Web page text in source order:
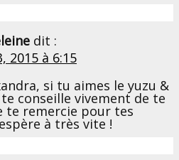
dit :
2015 à 6:15
si tu aimes le yuzu &
conseille vivement de te
te remercie pour tes
à très vite !